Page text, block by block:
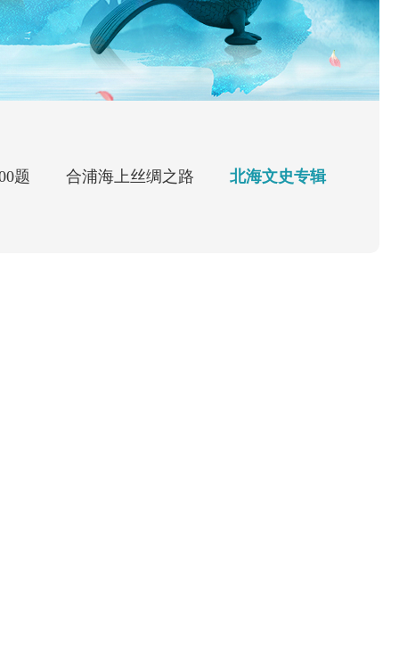
题 合浦海上丝绸之路 北海文史专辑